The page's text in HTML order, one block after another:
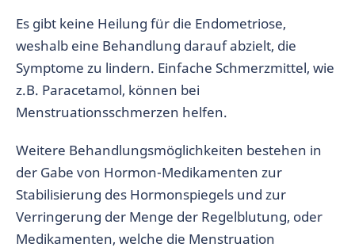
Es gibt keine Heilung für die Endometriose,
weshalb eine Behandlung darauf abzielt, die
Symptome zu lindern. Einfache Schmerzmittel, wie
z.B. Paracetamol, können bei
Menstruationsschmerzen helfen.
Weitere Behandlungsmöglichkeiten bestehen in
der Gabe von Hormon-Medikamenten zur
Stabilisierung des Hormonspiegels und zur
Verringerung der Menge der Regelblutung, oder
Medikamenten, welche die Menstruation